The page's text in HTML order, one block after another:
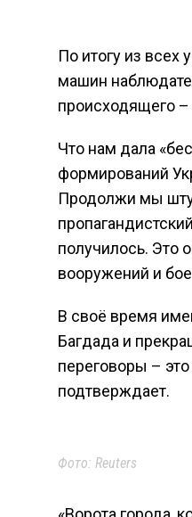
По итогу из всех
машин
происходящего –
Что нам дала
формирований
Продолжи мы
получилось. Это
вооружений и
В своё время
Багдада и
переговоры –
подтверждает.
Фото: Reuters